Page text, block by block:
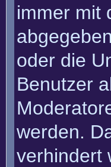
immer mit
oder die
Benutzer
werden.
verhindert